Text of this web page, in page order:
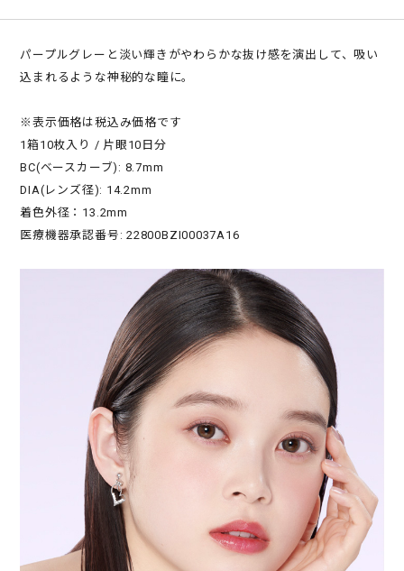
パープルグレーと淡い輝きがやわらかな抜け感を演出して、吸い
込まれるような神秘的な瞳に。
※表示価格は税込み価格です
1箱10枚入り / 片眼10日分
BC(ベースカーブ): 8.7mm
DIA(レンズ径): 14.2mm
着色外径：13.2mm
医療機器承認番号: 22800BZI00037A16